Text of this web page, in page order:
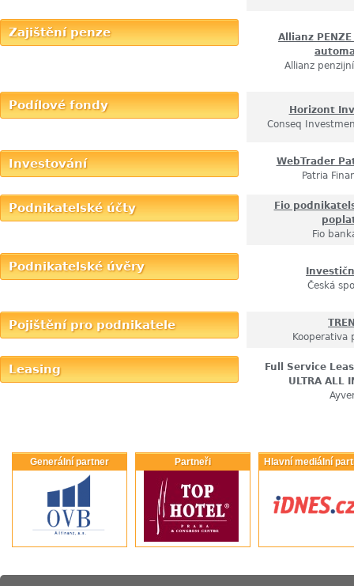
Zajištění penze
Allianz
Allianz
Podílové fondy
Horizont
Conseq
Investování
WebTrader
Patria
Podnikatelské účty
Fio
Fio
Podnikatelské úvěry
Česká
Pojištění pro podnikatele
Kooperativa
Leasing
Full Service
ULTRA ALL
Generální partner Partneři Hlavní mediální